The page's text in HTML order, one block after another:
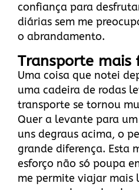
confiança para
diárias sem me
o abrandamento.
Transporte mais
Uma coisa que notei
uma cadeira de rodas
transporte se tornou
Quer a levante para
uns degraus acima, o
grande diferença. Esta
esforço não só poupa
me permite viajar mais